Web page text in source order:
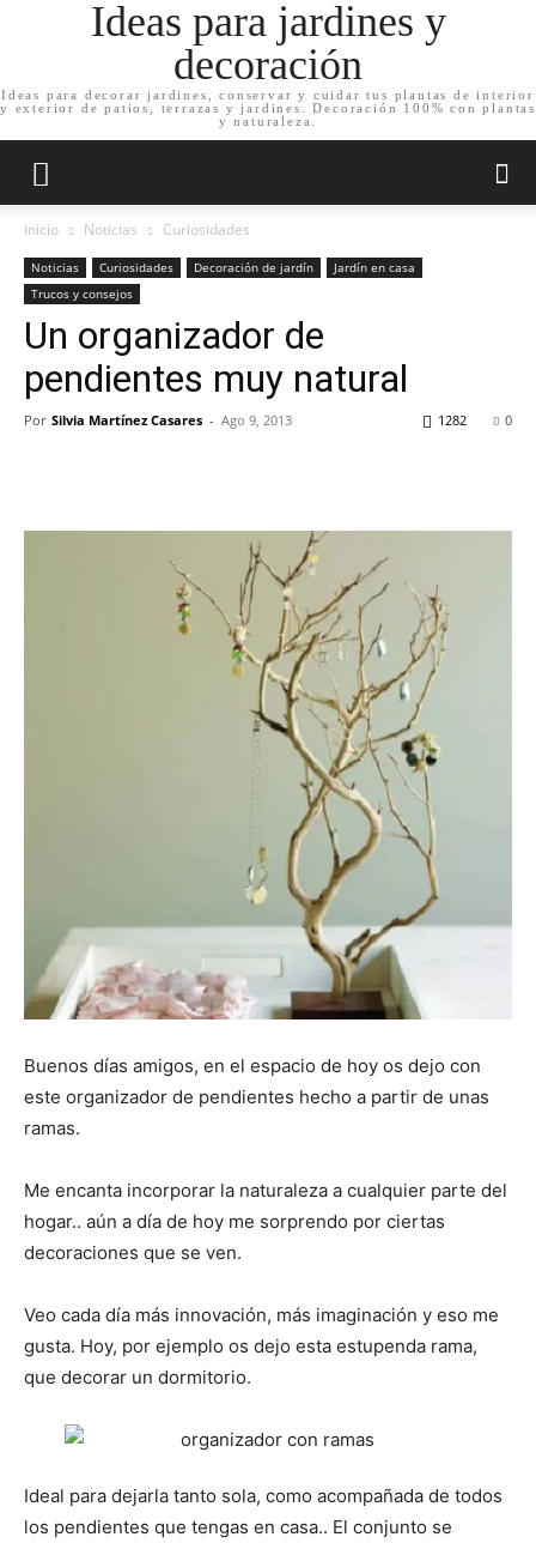
Ideas para jardines y
decoración
Ideas para decorar jardines, conservar y cuidar tus plantas de interior
y exterior de patios, terrazas y jardines. Decoración 100% con plantas
y naturaleza.
Inicio Noticias Curiosidades
Noticias Curiosidades Decoración de jardín
Jardín en casa
Trucos y consejos
Un organizador de
pendientes muy natural
Por Silvia Martínez Casares - Ago 9, 2013 0
1282
Buenos días amigos, en el espacio de hoy os dejo con
este organizador de pendientes hecho a partir de unas
ramas.
Me encanta incorporar la naturaleza a cualquier parte del
hogar.. aún a día de hoy me sorprendo por ciertas
decoraciones que se ven.
Veo cada día más innovación, más imaginación y eso me
gusta. Hoy, por ejemplo os dejo esta estupenda rama,
que decorar un dormitorio.
Ideal para dejarla tanto sola, como acompañada de todos
los pendientes que tengas en casa.. El conjunto se